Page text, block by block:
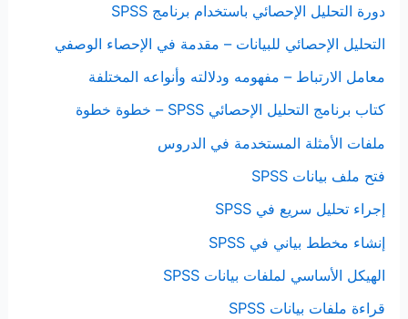
دورة التحليل الإحصائي باستخدام برنامج SPSS
التحليل الإحصائي للبيانات – مقدمة في الإحصاء الوصفي
معامل الارتباط – مفهومه ودلالته وأنواعه المختلفة
كتاب برنامج التحليل الإحصائي SPSS – خطوة خطوة
ملفات الأمثلة المستخدمة في الدروس
فتح ملف بيانات SPSS
إجراء تحليل سريع في SPSS
إنشاء مخطط بياني في SPSS
الهيكل الأساسي لملفات بيانات SPSS
قراءة ملفات بيانات SPSS